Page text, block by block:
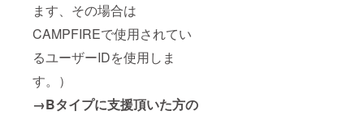
ます、その場合は
CAMPFIREで使用されてい
るユーザーIDを使用しま
す。）
→Bタイプに支援頂いた方の